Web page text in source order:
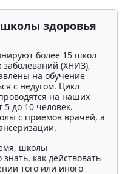
здоровья
более 15 школ
(ХНИЗ),
на обучение
с недугом. Цикл
на наших
до 10 человек.
с приемов врачей, а
школы
как действовать
того или иного